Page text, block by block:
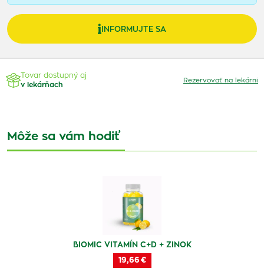
INFORMUJTE SA
Tovar dostupný aj
v lekárňach
Rezervovať na lekárni
Môže sa vám hodiť
BIOMIC VITAMÍN C+D + ZINOK
19,66 €